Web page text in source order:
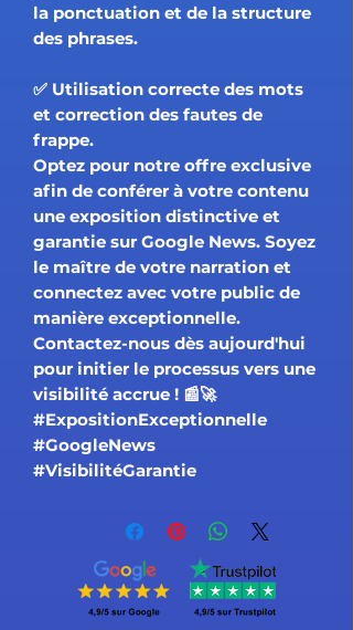
la ponctuation et de la structure
des phrases.
✅ Utilisation correcte des mots
et correction des fautes de
frappe.
Optez pour notre offre exclusive
afin de conférer à votre contenu
une exposition distinctive et
garantie sur Google News. Soyez
le maître de votre narration et
connectez avec votre public de
manière exceptionnelle.
Contactez-nous dès aujourd'hui
pour initier le processus vers une
visibilité accrue ! 📰🚀
#ExpositionExceptionnelle
#GoogleNews
#VisibilitéGarantie